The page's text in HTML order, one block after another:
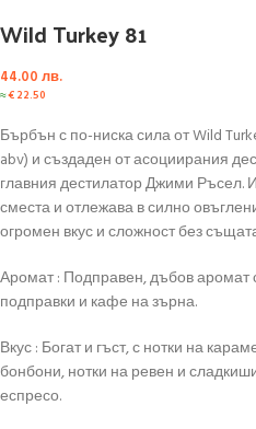
Wild Turkey 81
44.00 лв.
≈€22.50
Бърбън с по-ниска сила от Wild
abv) и създаден от асоциирания
главния дестилатор Джими
сместа и отлежава в силно
огромен вкус и сложност без
Аромат : Подправен, дъбов аромат
подправки и кафе на зърна.
Вкус : Богат и гъст, с нотки на
бонбони, нотки на ревен и
еспресо.